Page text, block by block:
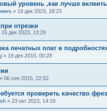
уровень ,как лучше
» 19 дек 2023, 18:23
отрезки
15 дек 2023, 13:29
печатных плат в
» 19 дек 2015, 00:28
» 06 сен 2015, 22:52
проверить качество
» 23 окт 2023, 14:19